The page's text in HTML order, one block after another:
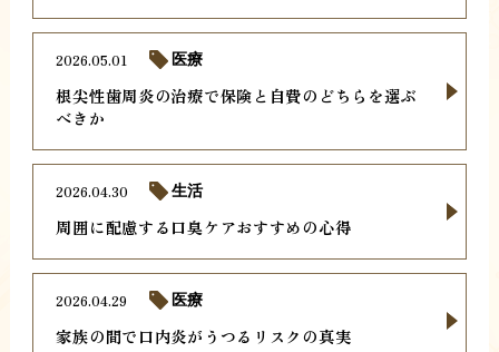
根尖性歯周炎の治療で保険と自費のどちらを選ぶ
べきか
2026.05.01 医療
周囲に配慮する口臭ケアおすすめの心得
2026.04.30 生活
家族の間で口内炎がうつるリスクの真実
2026.04.29 医療